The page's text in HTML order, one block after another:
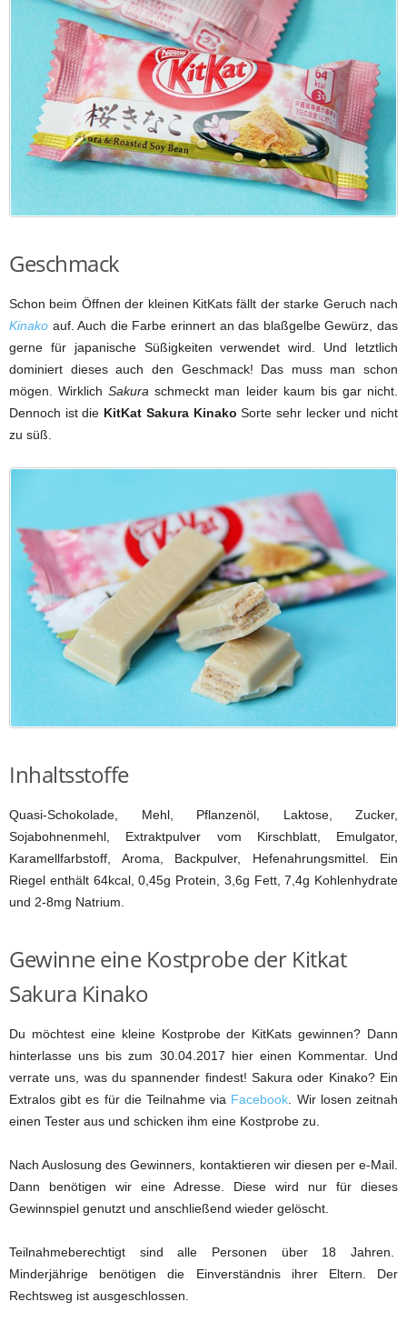
Geschmack
Schon beim Öffnen der kleinen KitKats fällt der starke Geruch nach
Kinako auf. Auch die Farbe erinnert an das blaßgelbe Gewürz, das
gerne für japanische Süßigkeiten verwendet wird. Und letztlich
dominiert dieses auch den Geschmack! Das muss man schon
mögen. Wirklich Sakura schmeckt man leider kaum bis gar nicht.
Dennoch ist die KitKat Sakura Kinako Sorte sehr lecker und nicht
zu süß.
Inhaltsstoffe
Quasi-Schokolade, Mehl, Pflanzenöl, Laktose, Zucker,
Sojabohnenmehl, Extraktpulver vom Kirschblatt, Emulgator,
Karamellfarbstoff, Aroma, Backpulver, Hefenahrungsmittel. Ein
Riegel enthält 64kcal, 0,45g Protein, 3,6g Fett, 7,4g Kohlenhydrate
und 2-8mg Natrium.
Gewinne eine Kostprobe der Kitkat
Sakura Kinako
Du möchtest eine kleine Kostprobe der KitKats gewinnen? Dann
hinterlasse uns bis zum 30.04.2017 hier einen Kommentar. Und
verrate uns, was du spannender findest! Sakura oder Kinako? Ein
Extralos gibt es für die Teilnahme via Facebook . Wir losen zeitnah
einen Tester aus und schicken ihm eine Kostprobe zu.
Nach Auslosung des Gewinners, kontaktieren wir diesen per e-Mail.
Dann benötigen wir eine Adresse. Diese wird nur für dieses
Gewinnspiel genutzt und anschließend wieder gelöscht.
Teilnahmeberechtigt sind alle Personen über 18 Jahren.
Minderjährige benötigen die Einverständnis ihrer Eltern. Der
Rechtsweg ist ausgeschlossen.